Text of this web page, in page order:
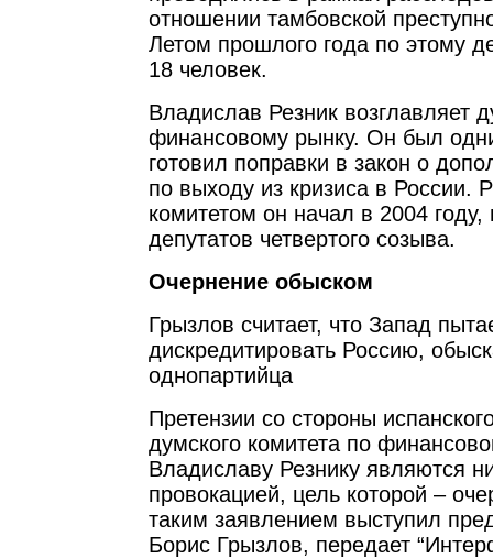
отношении тамбовской
Летом прошлого года по этому
18 человек.
Владислав Резник возглавляет
финансовому рынку. Он был
готовил поправки в закон о
по выходу из кризиса в России.
комитетом он начал в 2004
депутатов четвертого созыва.
Очернение обыском
Грызлов считает, что Запад
дискредитировать Россию,
однопартийца
Претензии со стороны
думского комитета по
Владиславу Резнику являются
провокацией, цель которой –
таким заявлением выступил
Борис Грызлов, передает